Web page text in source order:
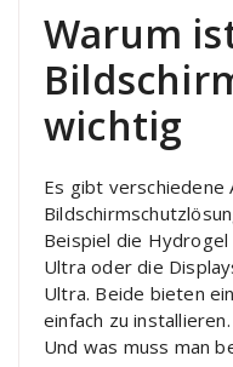
Warum
wichtig
Es gibt verschiedene
Beispiel die Hydrogel
Ultra oder die
Ultra. Beide bieten
einfach zu
Und was muss man